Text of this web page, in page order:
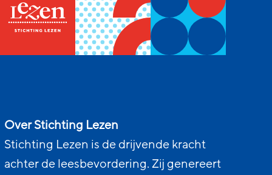
Over Stichting Lezen
Stichting Lezen is de drijvende kracht
achter de leesbevordering. Zij genereert